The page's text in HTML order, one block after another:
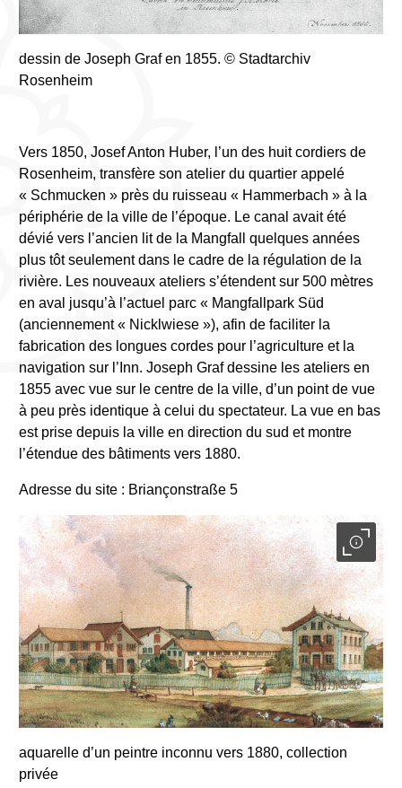
dessin de Joseph Graf en 1855. © Stadtarchiv
Rosenheim
Vers 1850, Josef Anton Huber, l’un des huit cordiers de
Rosenheim, transfère son atelier du quartier appelé
« Schmucken » près du ruisseau « Hammerbach » à la
périphérie de la ville de l’époque. Le canal avait été
dévié vers l’ancien lit de la Mangfall quelques années
plus tôt seulement dans le cadre de la régulation de la
rivière. Les nouveaux ateliers s’étendent sur 500 mètres
en aval jusqu’à l’actuel parc « Mangfallpark Süd
(anciennement « Nicklwiese »), afin de faciliter la
fabrication des longues cordes pour l’agriculture et la
navigation sur l’Inn. Joseph Graf dessine les ateliers en
1855 avec vue sur le centre de la ville, d’un point de vue
à peu près identique à celui du spectateur. La vue en bas
est prise depuis la ville en direction du sud et montre
l’étendue des bâtiments vers 1880.
Adresse du site : Briançonstraße 5
aquarelle d’un peintre inconnu vers 1880, collection
privée